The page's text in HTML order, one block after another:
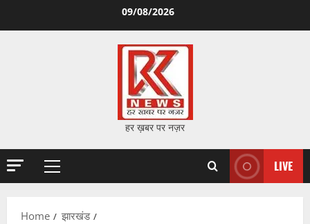
09/08/2026
हर ख़बर पर नज़र
Primary
LIVE
Home
झारखंड